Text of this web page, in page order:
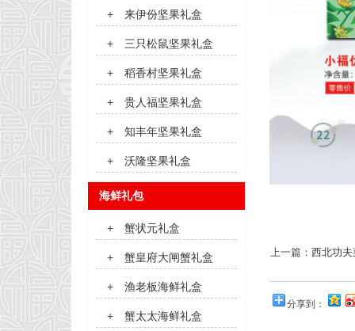
上一篇： 西北功夫
分享到：
+ 来伊份坚果礼盒
+ 三只松鼠坚果礼盒
+ 稻香村坚果礼盒
+ 贵人福坚果礼盒
+ 知丰年坚果礼盒
+ 沃隆坚果礼盒
海鲜礼包
+ 蟹状元礼盒
+ 蟹皇府大闸蟹礼盒
+ 渔老板海鲜礼盒
+ 蟹太太海鲜礼盒